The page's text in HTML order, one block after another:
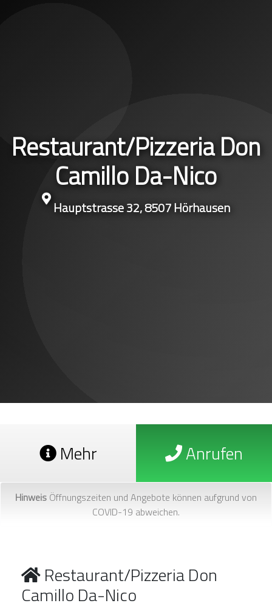
Restaurant/Pizzeria Don
Camillo Da-Nico
Hauptstrasse 32, 8507 Hörhausen
Mehr Anrufen
Hinweis Öffnungszeiten und Angebote können aufgrund von
COVID-19 abweichen.
Restaurant/Pizzeria Don
Camillo Da-Nico